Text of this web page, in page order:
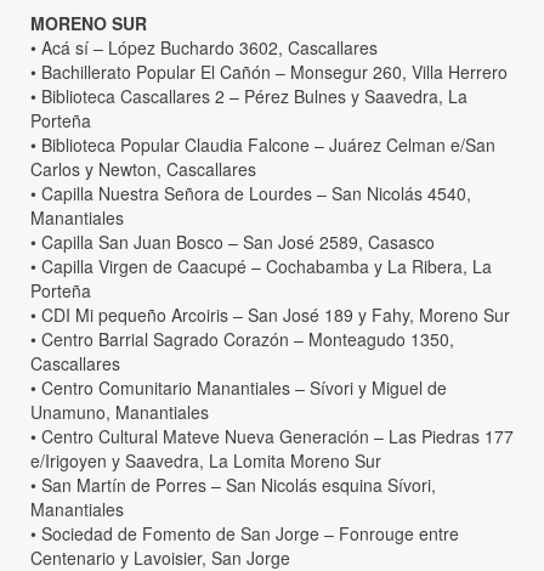
MORENO SUR
• Acá sí – López Buchardo 3602, Cascallares
• Bachillerato Popular El Cañón – Monsegur 260, Villa Herrero
• Biblioteca Cascallares 2 – Pérez Bulnes y Saavedra, La
Porteña
• Biblioteca Popular Claudia Falcone – Juárez Celman e/San
Carlos y Newton, Cascallares
• Capilla Nuestra Señora de Lourdes – San Nicolás 4540,
Manantiales
• Capilla San Juan Bosco – San José 2589, Casasco
• Capilla Virgen de Caacupé – Cochabamba y La Ribera, La
Porteña
• CDI Mi pequeño Arcoiris – San José 189 y Fahy, Moreno Sur
• Centro Barrial Sagrado Corazón – Monteagudo 1350,
Cascallares
• Centro Comunitario Manantiales – Sívori y Miguel de
Unamuno, Manantiales
• Centro Cultural Mateve Nueva Generación – Las Piedras 177
e/Irigoyen y Saavedra, La Lomita Moreno Sur
• San Martín de Porres – San Nicolás esquina Sívori,
Manantiales
• Sociedad de Fomento de San Jorge – Fonrouge entre
Centenario y Lavoisier, San Jorge